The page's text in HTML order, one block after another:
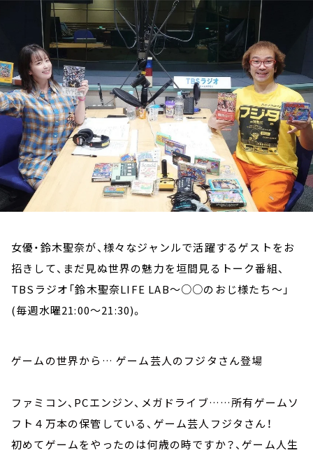
お知らせ
イベント・グッズ
YouTube
会社情報
女優・鈴木聖奈が、様々なジャンルで活躍するゲストをお
招きして、まだ見ぬ世界の魅力を垣間見るトーク番組、
TBSラジオ「鈴木聖奈LIFE LAB～○○のおじ様たち～」
(毎週水曜21:00～21:30)。
ゲームの世界から… ゲーム芸人のフジタさん登場
ファミコン、PCエンジン、メガドライブ……所有ゲームソ
フト４万本の保管している、ゲーム芸人フジタさん！
初めてゲームをやったのは何歳の時ですか？、ゲーム人生